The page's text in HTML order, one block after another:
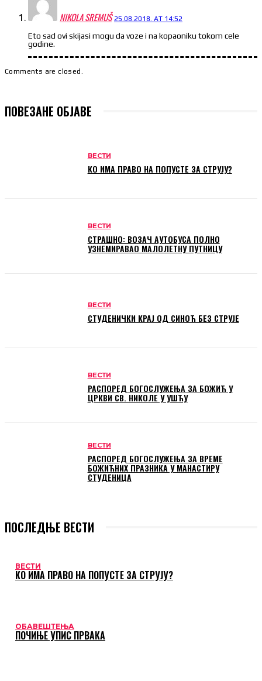
NIKOLA SREMUŠ 25.08.2018. AT 14:52
Eto sad ovi skijasi mogu da voze i na kopaoniku tokom cele
godine.
Comments are closed.
ПОВЕЗАНЕ ОБЈАВЕ
ВЕСТИ
КО ИМА ПРАВО НА ПОПУСТЕ ЗА СТРУЈУ?
ВЕСТИ
СТРАШНО: ВОЗАЧ АУТОБУСА ПОЛНО
УЗНЕМИРАВАО МАЛОЛЕТНУ ПУТНИЦУ
ВЕСТИ
СТУДЕНИЧКИ КРАЈ ОД СИНОЋ БЕЗ СТРУЈЕ
ВЕСТИ
РАСПОРЕД БОГОСЛУЖЕЊА ЗА БОЖИЋ У
ЦРКВИ СВ. НИКОЛЕ У УШЋУ
ВЕСТИ
РАСПОРЕД БОГОСЛУЖЕЊА ЗА ВРЕМЕ
БОЖИЋНИХ ПРАЗНИКА У МАНАСТИРУ
СТУДЕНИЦА
ПОСЛЕДЊЕ ВЕСТИ
ВЕСТИ
КО ИМА ПРАВО НА ПОПУСТЕ ЗА СТРУЈУ?
ОБАВЕШТЕЊА
ПОЧИЊЕ УПИС ПРВАКА